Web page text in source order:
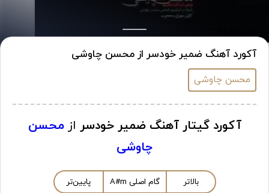
آکورد آهنگ ضمیر خودسر از محسن چاوشی
محسن چاوشی
آکورد گیتار آهنگ ضمیر خودسر ازمحسن
چاوشی
بالاتر گام اصلی A#m پایین‌تر